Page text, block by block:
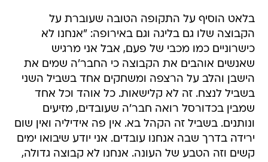
בלאט הוסיף על התקופה הטובה שעוברת על
הקבוצה שלו גם בליגה וגם באירופה: "אנחנו לא
כישרוניים כמו מכבי של פעם, אבל אני מרגיש
שאנשים אוהבים את הקבוצה כי החבר'ה שמים את
הישבן והלב על הרצפה ומשחקים אחד בשביל השני
בשביל לנצח. זה לא קלישאות. כל אוהד וכל אחד
שמבין בכדורסל רואה חבר'ה שעובדים, מזיעים
ונותנים. בשביל זה הקהל בא. אין פה אידיליה ואין שום
ירידה בדרך שבה אנחנו עובדים. אני יודע שיבואו ימים
קשים וזה הטבע של העונה. אנחנו לא קבוצה גדולה,